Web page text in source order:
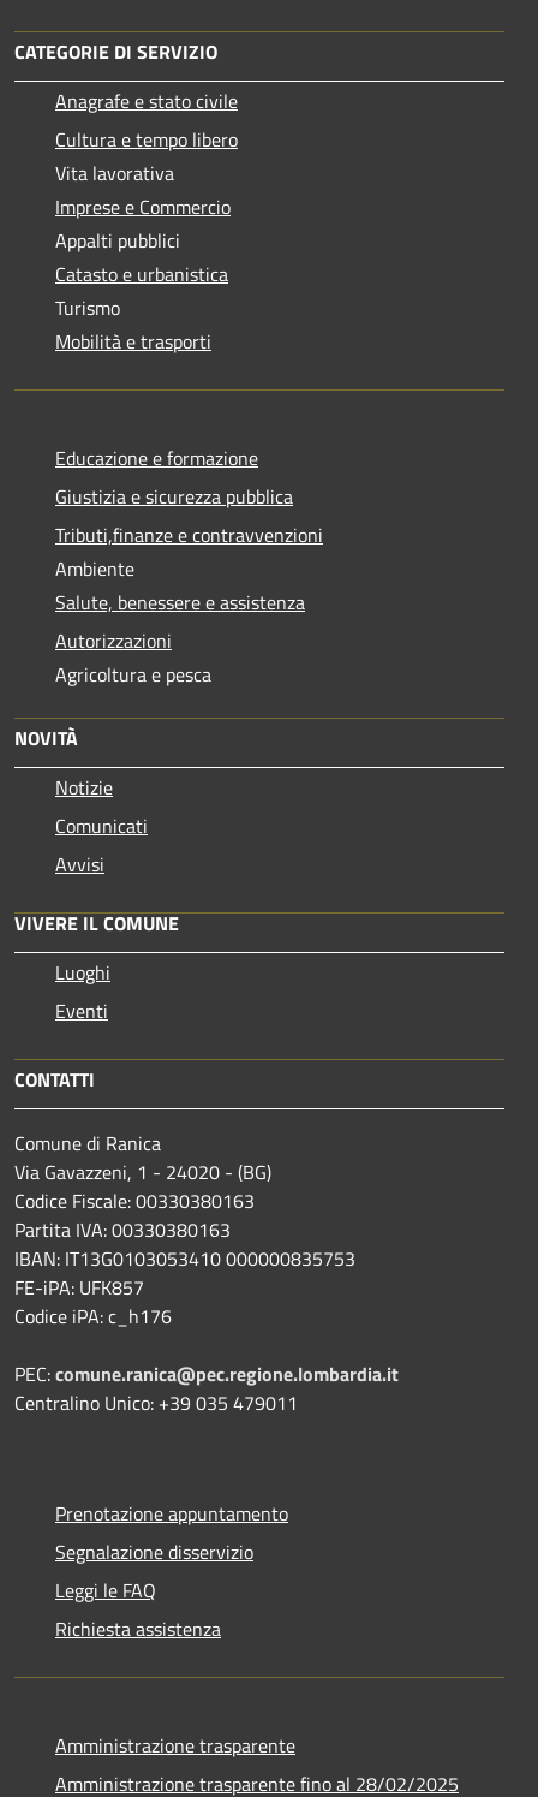
CATEGORIE DI SERVIZIO
Anagrafe e stato civile
Cultura e tempo libero
Vita lavorativa
Imprese e Commercio
Appalti pubblici
Catasto e urbanistica
Turismo
Mobilità e trasporti
Educazione e formazione
Giustizia e sicurezza pubblica
Tributi,finanze e contravvenzioni
Ambiente
Salute, benessere e assistenza
Autorizzazioni
Agricoltura e pesca
NOVITÀ
Notizie
Comunicati
Avvisi
VIVERE IL COMUNE
Luoghi
Eventi
CONTATTI
Comune di Ranica
Via Gavazzeni, 1 - 24020 - (BG)
Codice Fiscale: 00330380163
Partita IVA: 00330380163
IBAN: IT13G0103053410 000000835753
FE-iPA: UFK857
Codice iPA: c_h176
PEC:comune.ranica@pec.regione.lombardia.it
Centralino Unico: +39 035 479011
Prenotazione appuntamento
Segnalazione disservizio
Leggi le FAQ
Richiesta assistenza
Amministrazione trasparente
Amministrazione trasparente fino al 28/02/2025